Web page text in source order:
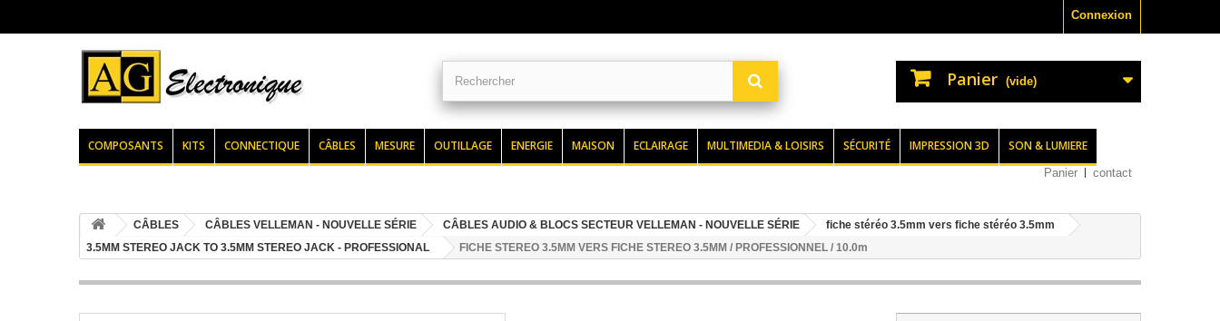
Connexion
Panier (vide)
COMPOSANTS KITS CONNECTIQUE CÂBLES MESURE OUTILLAGE ENERGIE MAISON ECLAIRAGE MULTIMEDIA & LOISIRS SÉCURITÉ IMPRESSION 3D SON & LUMIERE
Panier contact
CÂBLES CÂBLES VELLEMAN - NOUVELLE SÉRIE CÂBLES AUDIO & BLOCS SECTEUR VELLEMAN - NOUVELLE SÉRIE
fiche stéréo 3.5mm vers fiche stéréo 3.5mm
3.5MM STEREO JACK TO 3.5MM STEREO JACK - PROFESSIONAL
FICHE STEREO 3.5MM VERS FICHE STEREO 3.5MM / PROFESSIONNEL / 10.0m